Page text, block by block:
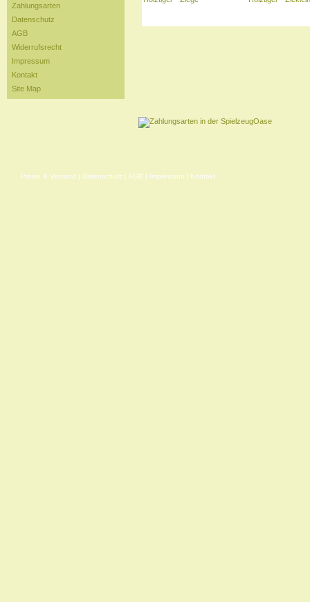
Zahlungsarten
Datenschutz
AGB
Widerrufsrecht
Impressum
Kontakt
Site Map
Preise & Versand | Datenschutz | AGB | Impressum | Kontakt